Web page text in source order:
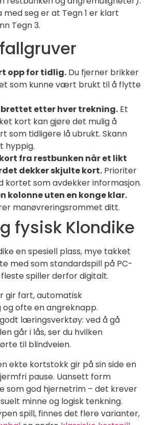
seg er at Tegn 1 er klart
Tegn 3.
opp for tidlig. Du fjerner brikker
som kunne vært brukt til å flytte
brettet etter hver trekning. Et
kort kan gjøre det mulig å
som tidligere lå ubrukt. Skann
hyppig.
fra restbunken når et likt
dekker skjulte kort. Prioriter
kortet som avdekker informasjon.
kolonne uten en konge klar.
manøvreringsrommet ditt.
fysisk Klondike
en spesiell plass, mye takket
med som standardspill på PC-
spiller derfor digitalt.
gir fart, automatisk
ofte en angreknapp.
læringsverktøy: ved å gå
går i lås, ser du hvilken
til blindveien.
ekte kortstokk gir på sin side en
pause. Uansett form
som god hjernetrim – det krever
minne og logisk tenkning.
spill, finnes det flere varianter,